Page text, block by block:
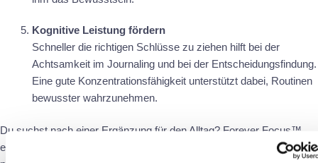
Kognitive Leistung fördern
Schneller die richtigen Schlüsse zu ziehen hilft bei der
Achtsamkeit im Journaling und bei der Entscheidungsfindung.
Eine gute Konzentrationsfähigkeit unterstützt dabei, Routinen
bewusster wahrzunehmen.
Du suchst nach einer Ergänzung für den Alltag? Forever Focus™
enthält ausgewählte Inhaltsstoffe wie Pantothensäure, die zu einer